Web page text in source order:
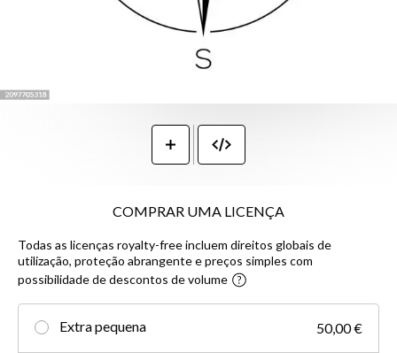
COMPRAR UMA LICENÇA
Todas as licenças royalty-free incluem direitos globais de
utilização, proteção abrangente e preços simples com
possibilidade de descontos de volume
Extra pequena 50,00 €